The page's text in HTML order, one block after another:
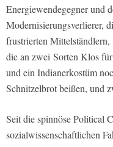
Energiewendegegner und
Modernisierungsverlierer,
frustrierten
die an zwei Sorten Klos
und ein Indianerkostüm
Schnitzelbrot beißen, und
Seit die spinnöse Political
sozialwissenschaftlichen